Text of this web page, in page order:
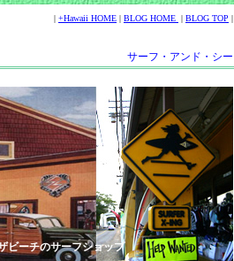
| +Hawaii HOME | BLOG HOME | BLOG TOP |
サーフ・アンド・シー
ビーチのサーフショップ